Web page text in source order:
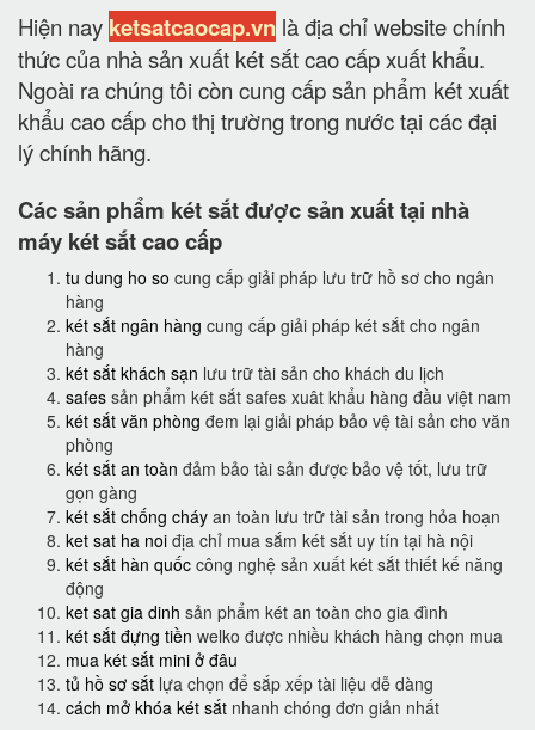
Hiện nay ketsatcaocap.vn là địa chỉ website chính
thức của nhà sản xuất két sắt cao cấp xuất khẩu.
Ngoài ra chúng tôi còn cung cấp sản phẩm két xuất
khẩu cao cấp cho thị trường trong nước tại các đại
lý chính hãng.
Các sản phẩm két sắt được sản xuất tại nhà
máy két sắt cao cấp
tu dung ho so cung cấp giải pháp lưu trữ hồ sơ cho ngân
hàng
két sắt ngân hàng cung cấp giải pháp két sắt cho ngân
hàng
két sắt khách sạn lưu trữ tài sản cho khách du lịch
safes sản phẩm két sắt safes xuât khẩu hàng đầu việt nam
két sắt văn phòng đem lại giải pháp bảo vệ tài sản cho văn
phòng
két sắt an toàn đảm bảo tài sản được bảo vệ tốt, lưu trữ
gọn gàng
két sắt chống cháy an toàn lưu trữ tài sản trong hỏa hoạn
ket sat ha noi địa chỉ mua sắm két sắt uy tín tại hà nội
két sắt hàn quốc công nghệ sản xuất két sắt thiết kế năng
động
ket sat gia dinh sản phẩm két an toàn cho gia đình
két sắt đựng tiền welko được nhiều khách hàng chọn mua
mua két sắt mini ở đâu
tủ hồ sơ sắt lựa chọn để sắp xếp tài liệu dễ dàng
cách mở khóa két sắt nhanh chóng đơn giản nhất